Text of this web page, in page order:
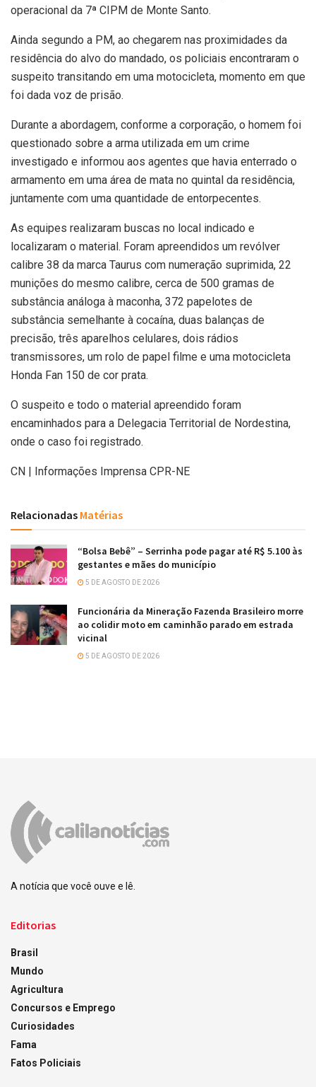
operacional da 7ª CIPM de Monte Santo.
Ainda segundo a PM, ao chegarem nas proximidades da
residência do alvo do mandado, os policiais encontraram o
suspeito transitando em uma motocicleta, momento em que
foi dada voz de prisão.
Durante a abordagem, conforme a corporação, o homem foi
questionado sobre a arma utilizada em um crime
investigado e informou aos agentes que havia enterrado o
armamento em uma área de mata no quintal da residência,
juntamente com uma quantidade de entorpecentes.
As equipes realizaram buscas no local indicado e
localizaram o material. Foram apreendidos um revólver
calibre 38 da marca Taurus com numeração suprimida, 22
munições do mesmo calibre, cerca de 500 gramas de
substância análoga à maconha, 372 papelotes de
substância semelhante à cocaína, duas balanças de
precisão, três aparelhos celulares, dois rádios
transmissores, um rolo de papel filme e uma motocicleta
Honda Fan 150 de cor prata.
O suspeito e todo o material apreendido foram
encaminhados para a Delegacia Territorial de Nordestina,
onde o caso foi registrado.
CN | Informações Imprensa CPR-NE
Relacionadas Matérias
“Bolsa Bebê” – Serrinha pode pagar até R$ 5.100 às
gestantes e mães do município
5 DE AGOSTO DE 2026
Funcionária da Mineração Fazenda Brasileiro morre
ao colidir moto em caminhão parado em estrada
vicinal
5 DE AGOSTO DE 2026
A notícia que você ouve e lê.
Editorias
Brasil
Mundo
Agricultura
Concursos e Emprego
Curiosidades
Fama
Fatos Policiais